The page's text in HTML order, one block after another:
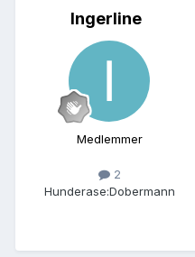
Ingerline
Medlemmer
2
Hunderase:Dobermann